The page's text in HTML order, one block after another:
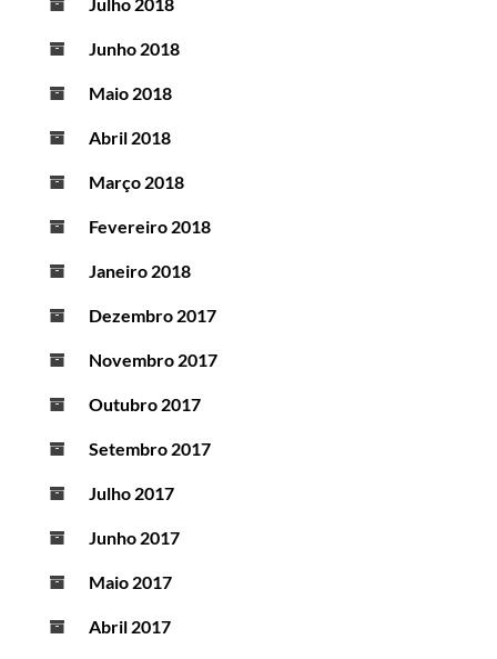
Junho 2018
Maio 2018
Abril 2018
Março 2018
Fevereiro 2018
Janeiro 2018
Dezembro 2017
Novembro 2017
Outubro 2017
Setembro 2017
Julho 2017
Junho 2017
Maio 2017
Abril 2017